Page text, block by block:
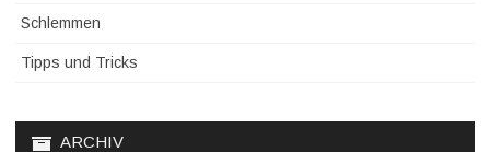
Schlemmen
Tipps und Tricks
ARCHIV